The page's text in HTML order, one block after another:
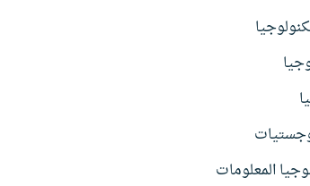
المعلومات